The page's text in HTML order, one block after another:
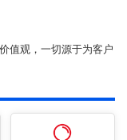
值观，一切源于为客户